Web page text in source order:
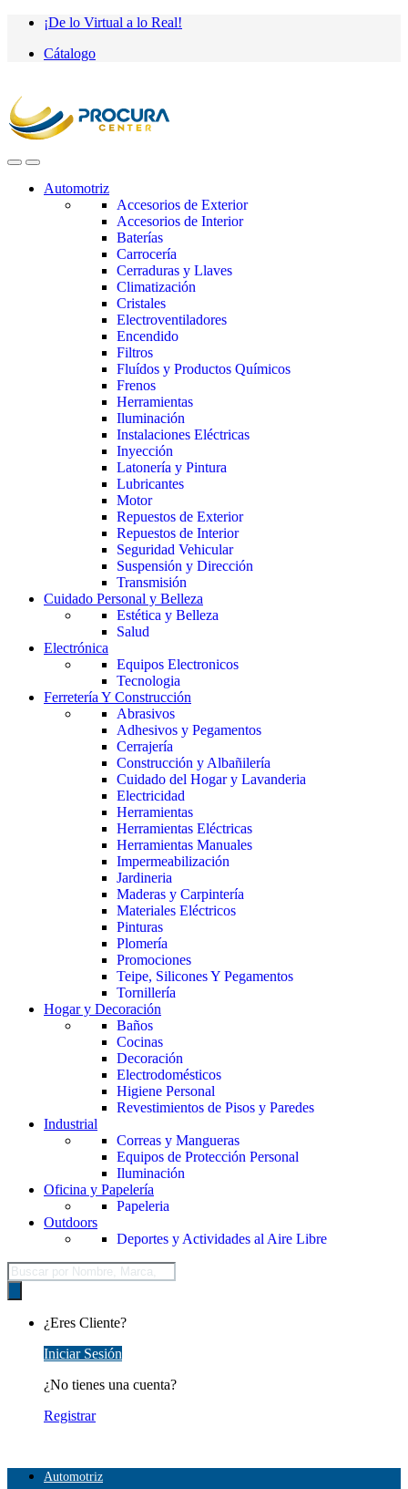
Saltar
navegación
saltar
contenido
¡De lo Virtual a lo Real!
Cátalogo
Automotriz
Accesorios de Exterior
Accesorios de Interior
Baterías
Carrocería
Cerraduras y Llaves
Climatización
Cristales
Electroventiladores
Encendido
Filtros
Fluídos y Productos Químicos
Frenos
Herramientas
Iluminación
Instalaciones Eléctricas
Inyección
Latonería y Pintura
Lubricantes
Motor
Repuestos de Exterior
Repuestos de Interior
Seguridad Vehicular
Suspensión y Dirección
Transmisión
Cuidado Personal y Belleza
Estética y Belleza
Salud
Electrónica
Equipos Electronicos
Tecnologia
Ferretería Y Construcción
Abrasivos
Adhesivos y Pegamentos
Cerrajería
Construcción y Albañilería
Cuidado del Hogar y Lavanderia
Electricidad
Herramientas
Herramientas Eléctricas
Herramientas Manuales
Impermeabilización
Jardineria
Maderas y Carpintería
Materiales Eléctricos
Pinturas
Plomería
Promociones
Teipe, Silicones Y Pegamentos
Tornillería
Hogar y Decoración
Baños
Cocinas
Decoración
Electrodomésticos
Higiene Personal
Revestimientos de Pisos y Paredes
Industrial
Correas y Mangueras
Equipos de Protección Personal
Iluminación
Oficina y Papelería
Papeleria
Outdoors
Deportes y Actividades al Aire Libre
Búsqueda
de
productos
¿Eres Cliente?
Iniciar Sesión
¿No tienes una cuenta?
Registrar
Automotriz